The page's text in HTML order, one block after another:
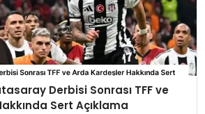
Derbisi Sonrası TFF ve
Sert Açıklama